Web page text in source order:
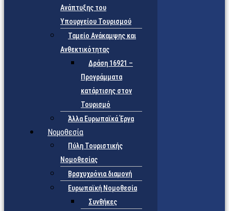
Ανάπτυξης του
Υπουργείου Τουρισμού
Ταμείο Ανάκαμψης και
Ανθεκτικότητας
Δράση 16921 –
Προγράμματα
κατάρτισης στον
Τουρισμό
Άλλα Ευρωπαϊκά Έργα
Νομοθεσία
Πύλη Τουριστικής
Νομοθεσίας
Βραχυχρόνια διαμονή
Ευρωπαϊκή Νομοθεσία
Συνθήκες